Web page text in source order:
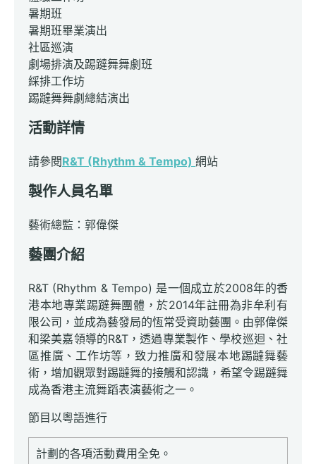
暑期班
暑期班畢業演出
社區巡演
劇場排演及踢躂舞舞劇班
綵排工作坊
踢躂舞舞劇總結演出
活動詳情
請參閱R&T (Rhythm & Tempo) 網站
製作人員名單
藝術總監：郭偉傑
藝團介紹
R&T (Rhythm & Tempo) 是一個成立於2008年的香
港本地專業踢躂舞團體，於2014年註冊為非牟利有
限公司，並成為藝發局的恆常受資助藝團。由郭偉傑
和梁美嘉領導的R&T，透過專業製作、學校巡迴、社
區推廣、工作坊等，致力推廣和發展本地踢躂舞藝
術，增加觀眾對踢躂舞的接觸和認識，希望令踢躂舞
成為香港主流舞蹈表演藝術之一。
節目以粵語進行
計劃的各項活動費用全免。